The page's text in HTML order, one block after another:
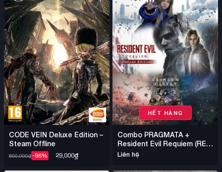
CODE VEIN Deluxe Edition –
Steam Offline
800,000₫-96% 29,000₫
HẾT HÀNG
Combo PRAGMATA +
Resident Evil Requiem (RE9)
+ Crimson Desert – Steam
Liên hệ